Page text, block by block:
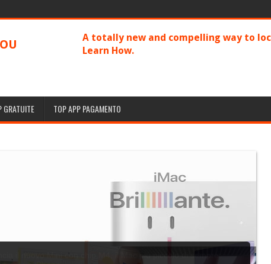
A totally new and compelling way to
Learn How.
GRATUITE TOP APP PAGAMENTO
il nuovo Mini con chip M4, il Mac più piccolo di sempre: